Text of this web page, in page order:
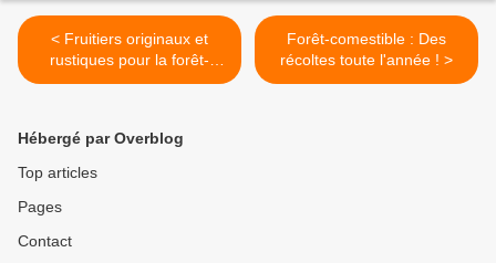
< Fruitiers originaux et
rustiques pour la forêt-
comestilbe
Forêt-comestible : Des
récoltes toute l'année ! >
Hébergé par Overblog
Top articles
Pages
Contact